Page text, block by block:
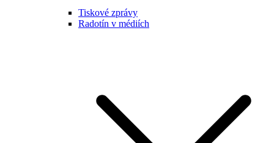
Tiskové zprávy
Radotín v médiích